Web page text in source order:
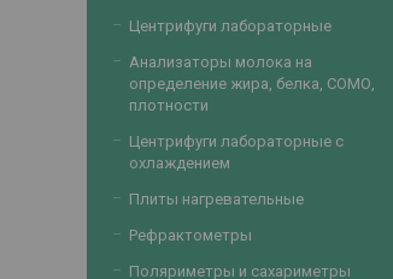
Центрифуги лабораторные
Анализаторы молока на
определение жира, белка, СОМО,
плотности
Центрифуги лабораторные с
охлаждением
Плиты нагревательные
Рефрактометры
Поляриметры и сахариметры